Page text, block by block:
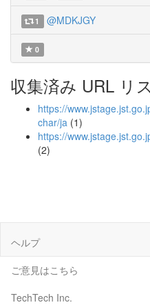
1 @MDKJGY
0
収集済み URL リ
https://
char/ja (1)
https://
(2)
ヘルプ
ご意見はこちら
TechTech Inc.